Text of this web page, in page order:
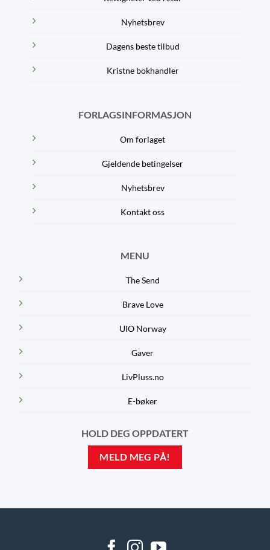
Nyhetsbrev
Dagens beste tilbud
Kristne bokhandler
FORLAGSINFORMASJON
Om forlaget
Gjeldende betingelser
Nyhetsbrev
Kontakt oss
MENU
The Send
Brave Love
UIO Norway
Gaver
LivPluss.no
E-bøker
HOLD DEG OPPDATERT
MELD MEG PÅ!